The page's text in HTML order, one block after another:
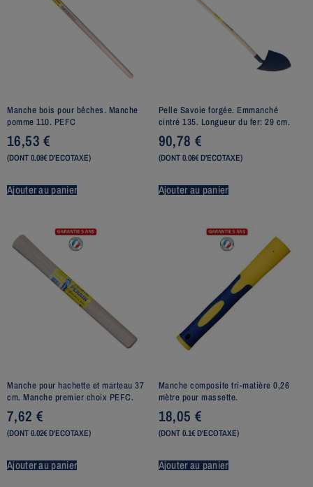
Manche bois pour bêches. Manche
pomme 110. PEFC
16,53€
(DONT 0.08€ D'ECOTAXE)
Ajouter au panier
Pelle Savoie forgée. Emmanché
cintré 135. Longueur du fer: 29 cm.
90,78 €
(DONT 0.06€ D'ECOTAXE)
Ajouter au panier
Manche pour hachette et marteau 37
cm. Manche premier choix PEFC.
7,62 €
(DONT 0.02€ D'ECOTAXE)
Ajouter au panier
Manche composite tri-matière 0,26
mètre pour massette.
18,05 €
(DONT 0.1€ D'ECOTAXE)
Ajouter au panier